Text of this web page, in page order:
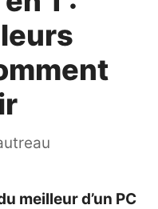
meilleur d’un PC